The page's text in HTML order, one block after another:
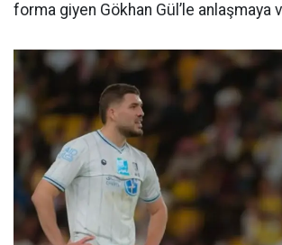
forma giyen Gökhan Gül’le anlaşmaya